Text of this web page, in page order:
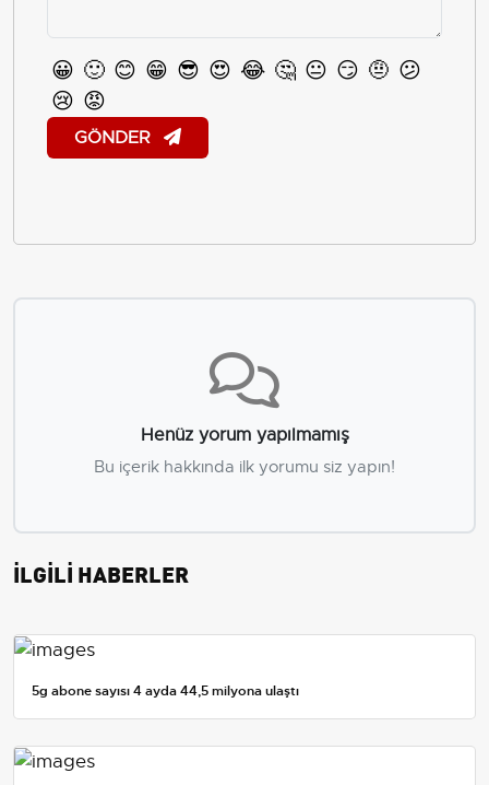
😀 🙂 😊 😁 😎 😍 😂 🤔 😐 😏 🤨 😕
😢 😡
GÖNDER
Henüz yorum yapılmamış
Bu içerik hakkında ilk yorumu siz yapın!
İLGİLİ HABERLER
5g abone sayısı 4 ayda 44,5 milyona ulaştı